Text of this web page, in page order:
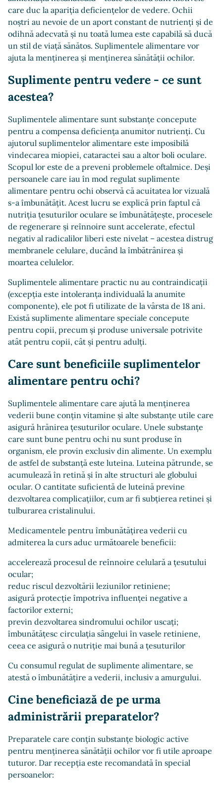
care duc la apariția deficiențelor de vedere. Ochii
noștri au nevoie de un aport constant de nutrienți și de
odihnă adecvată și nu toată lumea este capabilă să ducă
un stil de viață sănătos. Suplimentele alimentare vor
ajuta la menținerea și menținerea sănătății ochilor.
Suplimente pentru vedere - ce sunt
acestea?
Suplimentele alimentare sunt substanțe concepute
pentru a compensa deficiența anumitor nutrienți. Cu
ajutorul suplimentelor alimentare este imposibilă
vindecarea miopiei, cataractei sau a altor boli oculare.
Scopul lor este de a preveni problemele oftalmice. Deși
persoanele care iau în mod regulat suplimente
alimentare pentru ochi observă că acuitatea lor vizuală
s-a îmbunătățit. Acest lucru se explică prin faptul că
nutriția țesuturilor oculare se îmbunătățește, procesele
de regenerare și reînnoire sunt accelerate, efectul
negativ al radicalilor liberi este nivelat – acestea distrug
membranele celulare, ducând la îmbătrânirea și
moartea celulelor.
Suplimentele alimentare practic nu au contraindicații
(excepția este intoleranța individuală la anumite
componente), ele pot fi utilizate de la vârsta de 18 ani.
Există suplimente alimentare speciale concepute
pentru copii, precum și produse universale potrivite
atât pentru copii, cât și pentru adulți.
Care sunt beneficiile suplimentelor
alimentare pentru ochi?
Suplimentele alimentare care ajută la menținerea
vederii bune conțin vitamine și alte substanțe utile care
asigură hrănirea țesuturilor oculare. Unele substanțe
care sunt bune pentru ochi nu sunt produse în
organism, ele provin exclusiv din alimente. Un exemplu
de astfel de substanță este luteina. Luteina pătrunde, se
acumulează în retină și în alte structuri ale globului
ocular. O cantitate suficientă de luteină previne
dezvoltarea complicațiilor, cum ar fi subțierea retinei și
tulburarea cristalinului.
Medicamentele pentru îmbunătățirea vederii cu
admiterea la curs aduc următoarele beneficii:
accelerează procesul de reînnoire celulară a țesutului
ocular;
reduc riscul dezvoltării leziunilor retiniene;
asigură protecție împotriva influenței negative a
factorilor externi;
previn dezvoltarea sindromului ochilor uscați;
îmbunătățesc circulația sângelui în vasele retiniene,
ceea ce asigură o nutriție mai bună a țesuturilor
Cu consumul regulat de suplimente alimentare, se
atestă o îmbunătățire a vederii, inclusiv a amurgului.
Cine beneficiază de pe urma
administrării preparatelor?
Preparatele care conțin substanțe biologic active
pentru menținerea sănătății ochilor vor fi utile aproape
tuturor. Dar recepția este recomandată în special
persoanelor: